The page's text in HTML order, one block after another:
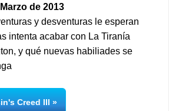
de 2013
y desventuras le esperan
intenta acabar con La Tiranía
y qué nuevas habiliades se
Creed III